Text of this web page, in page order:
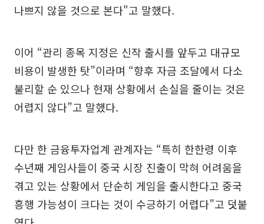
나쁘지 않을 것으로 본다"고 말했다.
이어 “관리 종목 지정은 신작 출시를 앞두고 대규모
비용이 발생한 탓”이라며 “향후 자금 조달에서 다소
불리할 순 있으나 현재 상황에서 손실을 줄이는 것은
어렵지 않다”고 말했다.
다만 한 금융투자업계 관계자는 “특히 한한령 이후
수년째 게임사들이 중국 시장 진출이 막혀 어려움을
겪고 있는 상황에서 단순히 게임을 출시한다고 중국
흥행 가능성이 크다는 것이 수긍하기 어렵다”고 덧붙